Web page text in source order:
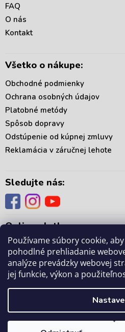
Používame súbory cookie,
pohodlné prehliadanie
analýze prevádzky webovej
jej funkcie, výkon a
FAQ
O nás
Kontakt
Všetko o nákupe:
Obchodné podmienky
Ochrana osobných údajov
Platobné metódy
Spôsob dopravy
Odstúpenie od kúpnej zmluvy
Reklamácia v záručnej lehote
Sledujte nás:
Online platby:
mámedoma.sk . Všetky
cookies